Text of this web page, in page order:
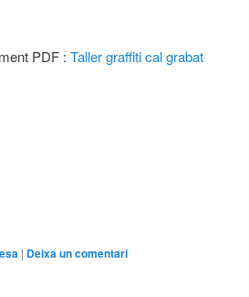
PDF : Taller graffiti cal grabat
| Deixa un comentari